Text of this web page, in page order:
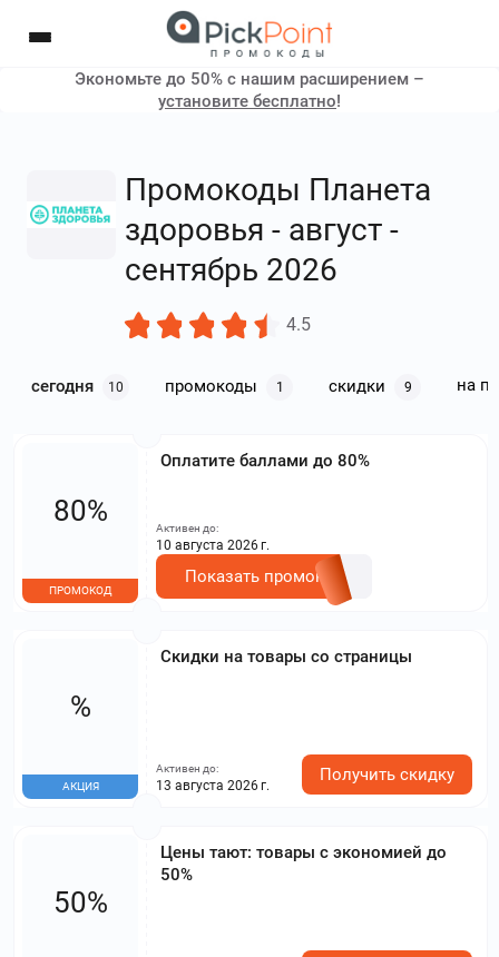
Экономьте до 50% с нашим расширением –
установите бесплатно!
Промокоды Планета
здоровья - август -
сентябрь 2026
4.5
сегодня 10 промокоды 1 скидки 9 на
Оплатите баллами до 80%
80%
ПРОМОКОД
Активен до:
10 августа 2026 г.
Показать промокод
Скидки на товары со страницы
%
АКЦИЯ
Активен до:
13 августа 2026 г.
Получить скидку
Цены тают: товары с экономией до
50%
50%